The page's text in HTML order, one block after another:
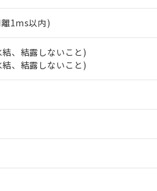
1ms以内)
、結露しないこと)
、結露しないこと)